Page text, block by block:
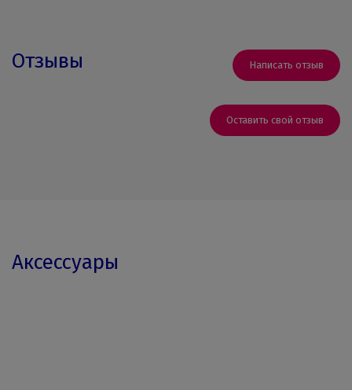
Отзывы Написать отзыв
Оставить свой отзыв
Аксессуары